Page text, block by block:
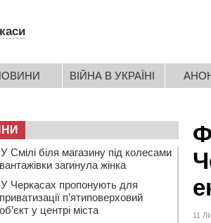
ВІЙНА В УКРАЇНІ
11
У Смілі біля магазину під колесами
вантажівки загинула жінка
У Черкасах пропонують для
приватизації п’ятиповерховий
об’єкт у центрі міста